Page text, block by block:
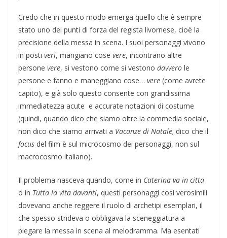
Credo che in questo modo emerga quello che è sempre
stato uno dei punti di forza del regista livornese, cioè la
precisione della messa in scena. I suoi personaggi vivono
in posti veri, mangiano cose vere, incontrano altre
persone vere, si vestono come si vestono davvero le
persone e fanno e maneggiano cose… vere (come avrete
capito), e già solo questo consente con grandissima
immediatezza acute e accurate notazioni di costume
(quindi, quando dico che siamo oltre la commedia sociale,
non dico che siamo arrivati a Vacanze di Natale; dico che il
focus del film è sul microcosmo dei personaggi, non sul
macrocosmo italiano).
Il problema nasceva quando, come in Caterina va in citta
o in Tutta la vita davanti, questi personaggi così verosimili
dovevano anche reggere il ruolo di archetipi esemplari, il
che spesso strideva o obbligava la sceneggiatura a
piegare la messa in scena al melodramma. Ma esentati